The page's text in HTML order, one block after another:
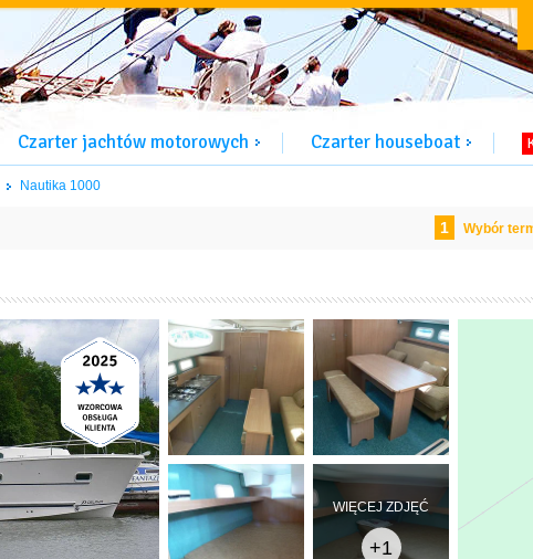
Czarter jachtów motorowych Czarter houseboat
Nautika 1000
1 Wybór
WIĘCEJ ZDJĘĆ
+1